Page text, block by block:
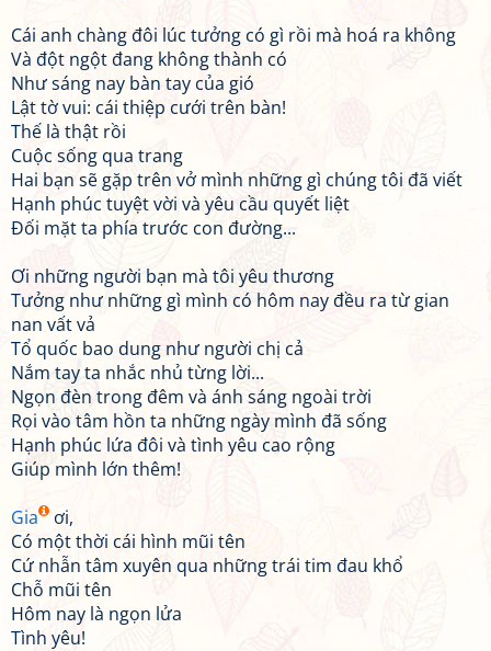
Cái anh chàng đôi lúc tưởng có gì rồi mà hoá ra không
Và đột ngột đang không thành có
Như sáng nay bàn tay của gió
Lật tờ vui: cái thiệp cưới trên bàn!
Thế là thật rồi
Cuộc sống qua trang
Hai bạn sẽ gặp trên vở mình những gì chúng tôi đã viết
Hạnh phúc tuyệt vời và yêu cầu quyết liệt
Đối mặt ta phía trước con đường...
Ơi những người bạn mà tôi yêu thương
Tưởng như những gì mình có hôm nay đều ra từ gian
nan vất vả
Tổ quốc bao dung như người chị cả
Nắm tay ta nhắc nhủ từng lời...
Ngọn đèn trong đêm và ánh sáng ngoài trời
Rọi vào tâm hồn ta những ngày mình đã sống
Hạnh phúc lứa đôi và tình yêu cao rộng
Giúp mình lớn thêm!
Gia
ơi,
Có một thời cái hình mũi tên
Cứ nhẫn tâm xuyên qua những trái tim đau khổ
Chỗ mũi tên
Hôm nay là ngọn lửa
Tình yêu!